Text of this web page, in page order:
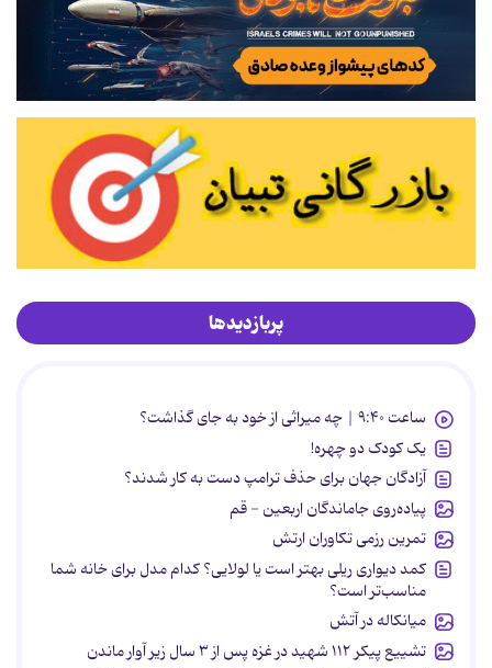
پربازدیدها
ساعت ۹:۴۰ | چه میراثی از خود به جای گذاشت؟
یک کودک دو چهره!
آزادگان جهان برای حذف ترامپ دست به کار شدند؟
پیاده‌روی جاماندگان اربعین - قم
تمرین رزمی تکاوران ارتش
کمد دیواری ریلی بهتر است یا لولایی؟ کدام مدل برای خانه شما
مناسب‌تر است؟
میانکاله در آتش
تشییع پیکر ۱۱۲ شهید در غزه پس از ۳ سال زیر آوار ماندن